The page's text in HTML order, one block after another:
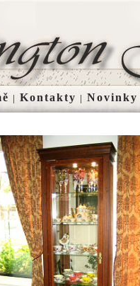
| Kontakty | Novinky